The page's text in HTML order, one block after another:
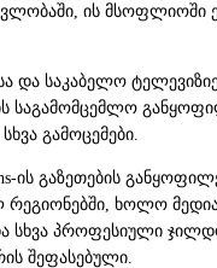
ის
და საკაბელო
საგამომცემლო
გამოცემები.
ის გაზეთების
რეგიონებში, ხოლო
პროფესიული
შეფასებული.